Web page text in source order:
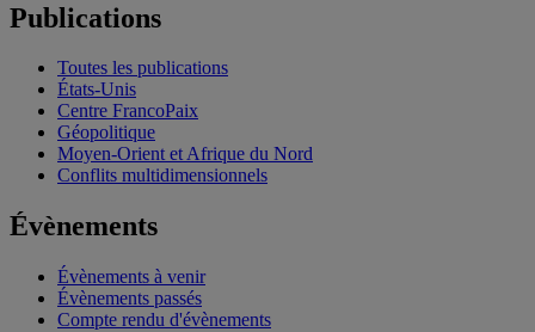
Publications
Toutes les publications
États-Unis
Centre FrancoPaix
Géopolitique
Moyen-Orient et Afrique du Nord
Conflits multidimensionnels
Évènements
Évènements à venir
Évènements passés
Compte rendu d'évènements